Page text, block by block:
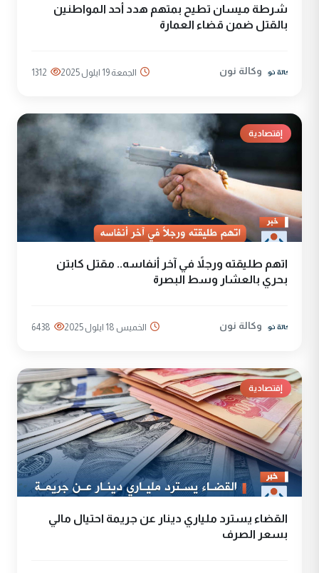
شرطة ميسان تطيح بمتهم هدد أحد المواطنين
بالقتل ضمن قضاء العمارة
وكالة نون الجمعة 19 ايلول 2025 1312
إقتصادية
اتهم طليقته ورجلاً في آخر أنفاسه.. مقتل كابتن
بحري بالعشار وسط البصرة
وكالة نون الخميس 18 ايلول 2025 6438
إقتصادية
القضاء يسترد ملياري دينار عن جريمة احتيال مالي
بسعر الصرف